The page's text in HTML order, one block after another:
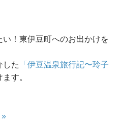
！東伊豆町へのお出かけを
した
「伊豆温泉旅行記〜玲子
す。
»